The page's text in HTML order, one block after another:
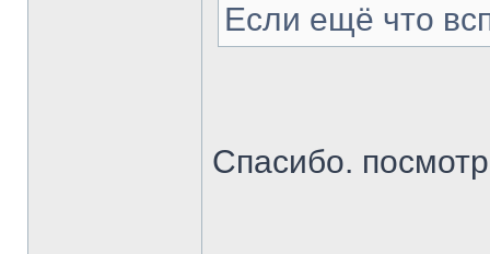
Если ещё что
Спасибо.